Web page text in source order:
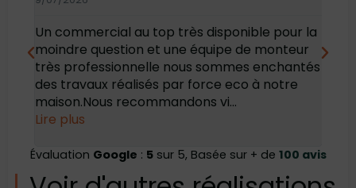
Un commercial au top très disponible pour la
moindre question et une équipe de monteur
très professionnelle nous sommes enchantés
des travaux réalisés par force eco à notre
maison.Nous recommandons vi...
Lire plus
Évaluation Google : 5sur 5, Basée sur + de 100 avis